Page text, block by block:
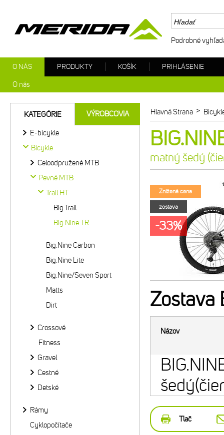
Hlavná Strana >
matný šedý
Znížená cena
zostava
-33%
Zostava
Názov
Tlač
KATEGÓRIE VÝROBCOVIA
E-bicykle
Bicykle
Celoodpružené MTB
Pevné MTB
Trail HT
Big.Trail
Big.Nine TR
Big.Nine Carbon
Big.Nine Lite
Big.Nine/Seven Sport
Matts
Dirt
Crossové
Fitness
Gravel
Cestné
Detské
Rámy
Cyklopočítače
Podrobné
O NÁS
O nás
PRODUKTY KOŠÍK PRIHLÁSENIE